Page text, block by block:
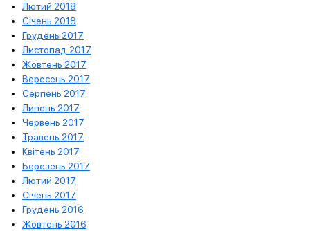
Лютий 2018
Січень 2018
Грудень 2017
Листопад 2017
Жовтень 2017
Вересень 2017
Серпень 2017
Липень 2017
Червень 2017
Травень 2017
Квітень 2017
Березень 2017
Лютий 2017
Січень 2017
Грудень 2016
Жовтень 2016